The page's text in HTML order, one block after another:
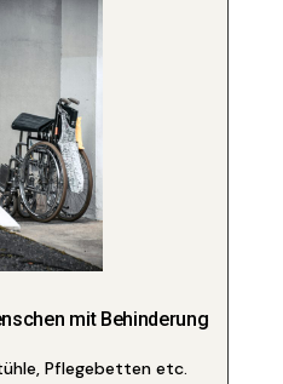
mit Behinderung
Pflegebetten etc.